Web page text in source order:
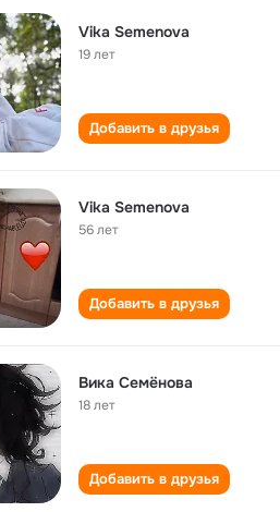
Vika Semenova
19 лет
Добавить в друзья
Vika Semenova
56 лет
Добавить в друзья
Вика Семëнова
18 лет
Добавить в друзья